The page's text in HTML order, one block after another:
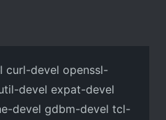
curl-devel openssl-
devel expat-devel
devel gdbm-devel tcl-